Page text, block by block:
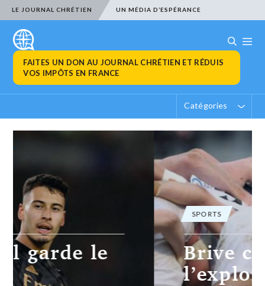
LE JOURNAL CHRÉTIEN UN MÉDIA D’ESPÉRANCE
FAITES UN DON AU JOURNAL CHRÉTIEN ET RÉDUIS
VOS IMPÔTS EN FRANCE
Catégories
SPORTS
Brive crée
l’exploit à Lyon